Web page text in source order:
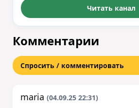
Читать канал
Комментарии
Спросить / комментировать
maria (04.09.25 22:31)